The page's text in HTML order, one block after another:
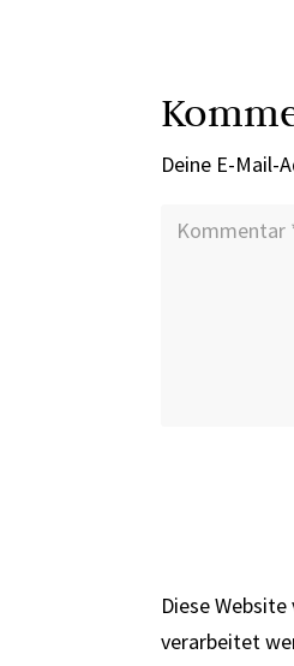
Deine E-Mail-
Diese
verarbeitet